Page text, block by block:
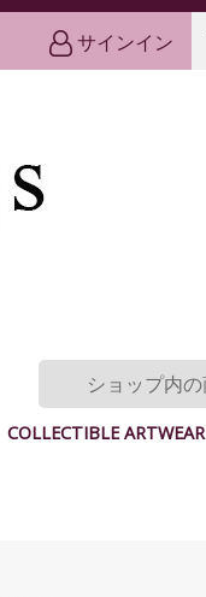
サインイン
COLLECTIBLE ARTWEAR